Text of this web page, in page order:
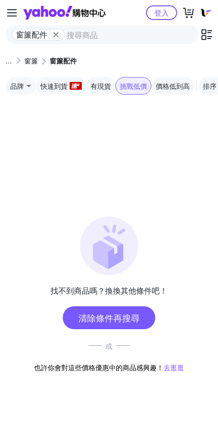
Yahoo購物中心
窗簾配件
登入
窗簾 窗簾配件
品牌 快速到貨 有現貨 挑戰低價 價格低到高 排序
找不到商品嗎？換換其他條件吧！
清除條件再搜尋
或
也許你會對這些價格優惠中的商品感興趣！ 去逛逛